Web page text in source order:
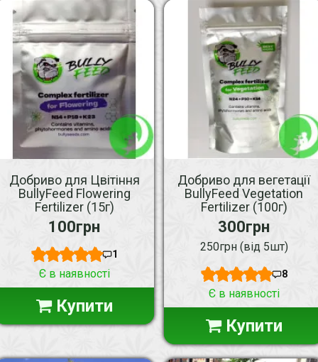
Добриво для Цвітіння
BullyFeed Flowering
Fertilizer (15г)
100грн
1
Є в наявності
Купити
Добриво для вегетації
BullyFeed Vegetation
Fertilizer (100г)
300грн
250грн (від 5шт)
8
Є в наявності
Купити